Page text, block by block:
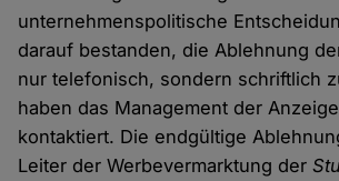
unternehmenspolitische
darauf bestanden, die Ablehnung
nur telefonisch, sondern schriftlich
haben das Management der
kontaktiert. Die endgültige
Leiter der Werbevermarktung der